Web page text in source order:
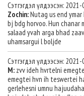
Сэтгэгдэл үлдээсэн:
Zochin:Nutag us end
bj bdg horvoo. Hun chanar
salaad yvah arga bhad
uhamsargui l boljde
Сэтгэгдэл үлдээсэн:
M: zvv ideh hvrtelni
emegtei hvn ih teswertei
gerlehesni umnu